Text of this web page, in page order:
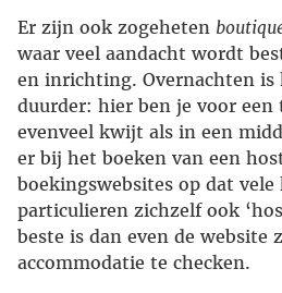
Er zijn ook zogeheten
waar veel aandacht wordt
en inrichting. Overnachten is
duurder: hier ben je voor een
evenveel kwijt als in een
er bij het boeken van een
boekingswebsites op dat vele
particulieren zichzelf ook
beste is dan even de website
accommodatie te checken.